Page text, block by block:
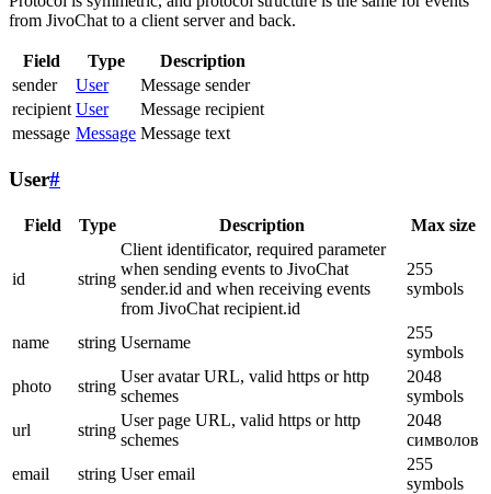
from JivoChat to a client server and back.
Field Type
Description
sender
User
Message sender
recipient User
Message recipient
message Message Message text
User#
Field Type Description Max size
id string
Client identificator, required parameter
when sending events to JivoChat
sender.id and when receiving events
from JivoChat recipient.id
255
symbols
name string Username
255
symbols
photo
string
User avatar URL, valid https or http
schemes
2048
symbols
url
string
User page URL, valid https or http
schemes
2048
символов
email
string User email
255
symbols